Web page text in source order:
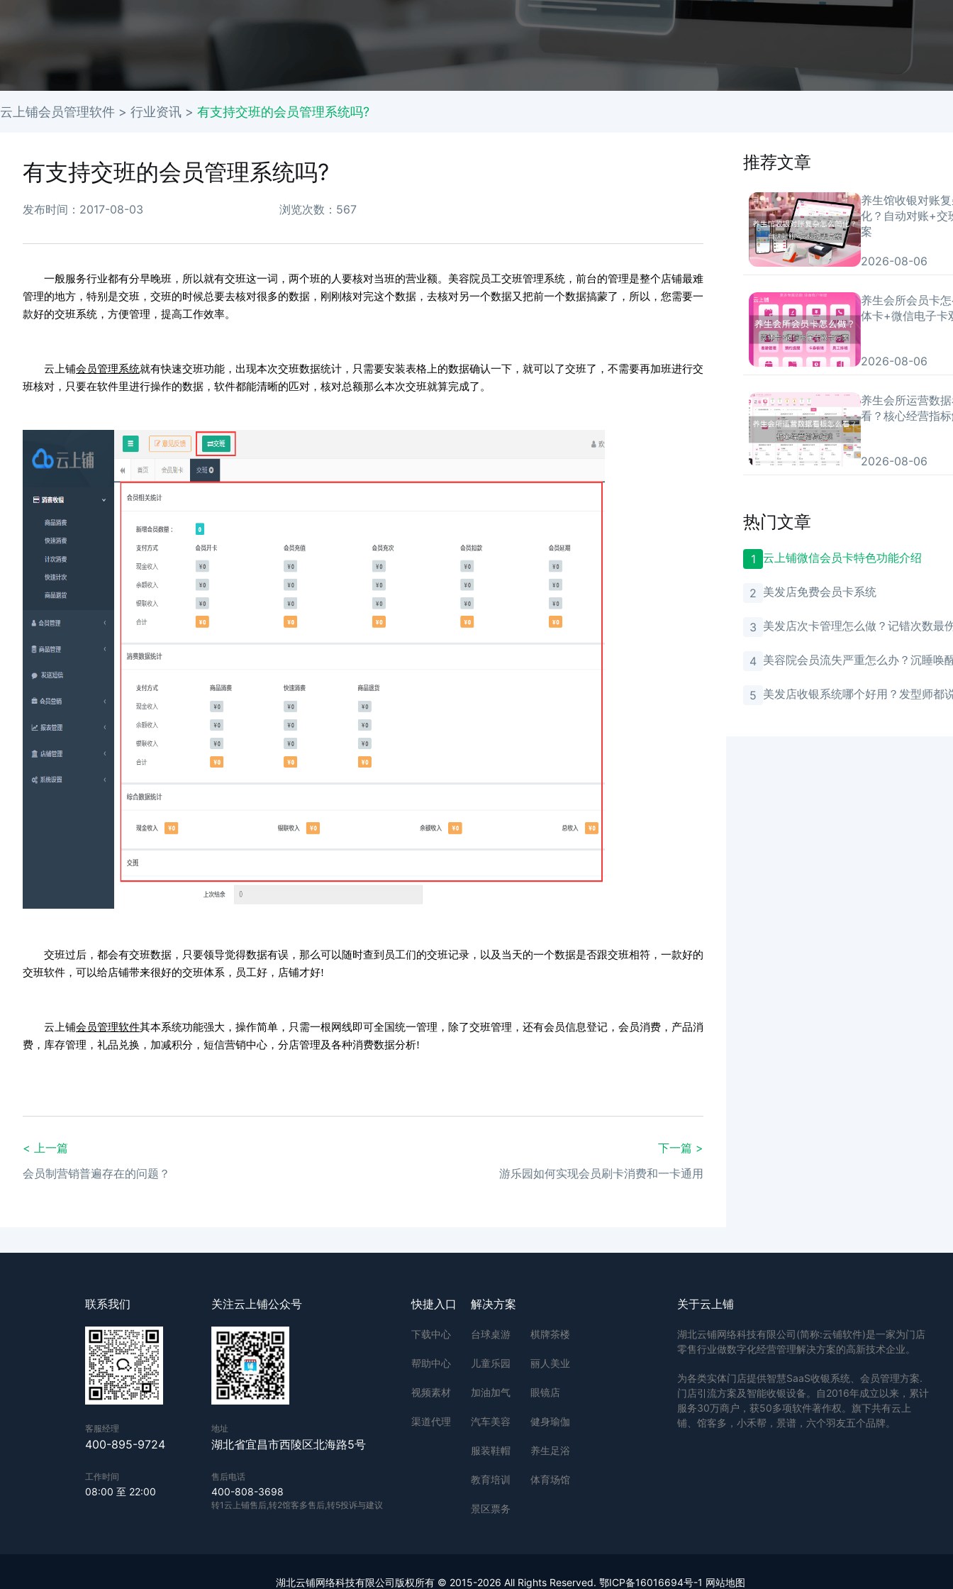
云上铺会员管理软件 > 行业资讯 > 有支持交班的会员管理系统吗?
有支持交班的会员管理系统吗?
发布时间：2017-08-03 浏览次数：567
一般服务行业都有分早晚班，所以就有交班这一词，两个班的人要核对当班的营业额。美容院员工交班管理系统，前台的管理是整个店铺最难
管理的地方，特别是交班，交班的时候总要去核对很多的数据，刚刚核对完这个数据，去核对另一个数据又把前一个数据搞蒙了，所以，您需要一
款好的交班系统，方便管理，提高工作效率。
云上铺会员管理系统就有快速交班功能，出现本次交班数据统计，只需要安装表格上的数据确认一下，就可以了交班了，不需要再加班进行交
班核对，只要在软件里进行操作的数据，软件都能清晰的匹对，核对总额那么本次交班就算完成了。
交班过后，都会有交班数据，只要领导觉得数据有误，那么可以随时查到员工们的交班记录，以及当天的一个数据是否跟交班相符，一款好的
交班软件，可以给店铺带来很好的交班体系，员工好，店铺才好!
云上铺会员管理软件其本系统功能强大，操作简单，只需一根网线即可全国统一管理，除了交班管理，还有会员信息登记，会员消费，产品消
费，库存管理，礼品兑换，加减积分，短信营销中心，分店管理及各种消费数据分析!
< 上一篇
会员制营销普遍存在的问题？
下一篇 >
游乐园如何实现会员刷卡消费和一卡通用
推荐文章
养生馆收银对账
化？自动对账+交
案
2026-08-06
养生会所会员卡
体卡+微信电子卡
2026-08-06
养生会所运营数
看？核心经营指
2026-08-06
热门文章
1 云上铺微信会员卡特色功能介绍
2 美发店免费会员卡系统
3 美发店次卡管理怎么做？记错次数最
4 美容院会员流失严重怎么办？沉睡唤
5 美发店收银系统哪个好用？发型师都
联系我们
客服经理
400-895-9724
工作时间
08:00 至 22:00
关注云上铺公众号
地址
湖北省宜昌市西陵区北海路5号
售后电话
400-808-3698
转1云上铺售后,转2馆客多售后,转5投诉与建议
快捷入口
下载中心
帮助中心
视频素材
渠道代理
解决方案
台球桌游
儿童乐园
加油加气
汽车美容
服装鞋帽
教育培训
景区票务
棋牌茶楼
丽人美业
眼镜店
健身瑜伽
养生足浴
体育场馆
关于云上铺
湖北云铺网络科技有限公司(简称:云铺软件)是一家为门店
零售行业做数字化经营管理解决方案的高新技术企业。
为各类实体门店提供智慧SaaS收银系统、会员管理方案.
门店引流方案及智能收银设备。自2016年成立以来，累计
服务30万商户，获50多项软件著作权。旗下共有云上
铺、馆客多，小禾帮，景谱，六个羽友五个品牌。
湖北云铺网络科技有限公司版权所有 © 2015-2026 All Rights Reserved. 鄂ICP备16016694号-1 网站地图